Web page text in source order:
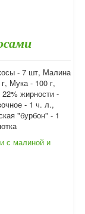
- 7 шт, Малина
Мука - 100 г,
жирности -
- 1 ч. л.,
"бурбон" - 1
с малиной и